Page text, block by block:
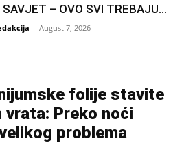
– OVO SVI TREBAJU...
- August 7, 2026
folije stavite
vrata: Preko noći
problema